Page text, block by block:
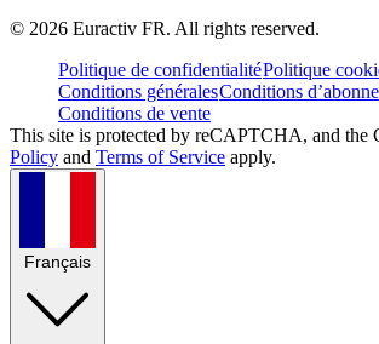
© 2026 Euractiv FR. All rights reserved.
Politique de confidentialitéPolitique
Conditions généralesConditions
Conditions de vente
This site is protected by reCAPTCHA, and the
Policy and Terms of Service apply.
Français